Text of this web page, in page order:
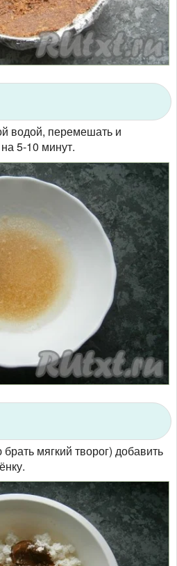
водой, перемешать и
5-10 минут.
мягкий творог) добавить